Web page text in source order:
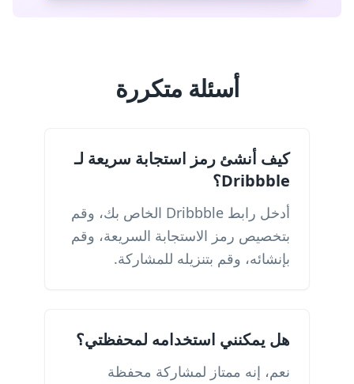
أسئلة متكررة
كيف أنشئ رمز استجابة سريعة لـ
Dribbble؟
أدخل رابط Dribbble الخاص بك، وقم
بتخصيص رمز الاستجابة السريعة، وقم
بإنشائه، وقم بتنزيله للمشاركة.
هل يمكنني استخدامه لمحفظتي؟
نعم، إنه ممتاز لمشاركة محفظة